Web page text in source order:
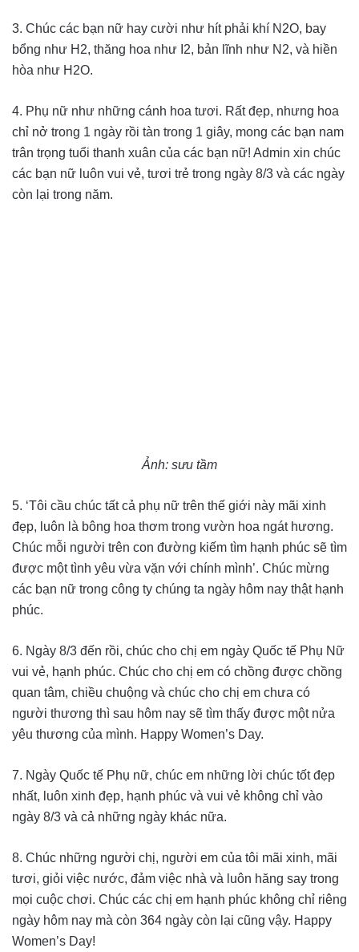
3. Chúc các bạn nữ hay cười như hít phải khí N2O, bay
bổng như H2, thăng hoa như I2, bản lĩnh như N2, và hiền
hòa như H2O.
4. Phụ nữ như những cánh hoa tươi. Rất đẹp, nhưng hoa
chỉ nở trong 1 ngày rồi tàn trong 1 giây, mong các bạn nam
trân trọng tuổi thanh xuân của các bạn nữ! Admin xin chúc
các bạn nữ luôn vui vẻ, tươi trẻ trong ngày 8/3 và các ngày
còn lại trong năm.
Ảnh: sưu tầm
5. ‘Tôi cầu chúc tất cả phụ nữ trên thế giới này mãi xinh
đẹp, luôn là bông hoa thơm trong vườn hoa ngát hương.
Chúc mỗi người trên con đường kiếm tìm hạnh phúc sẽ tìm
được một tình yêu vừa vặn với chính mình’. Chúc mừng
các bạn nữ trong công ty chúng ta ngày hôm nay thật hạnh
phúc.
6. Ngày 8/3 đến rồi, chúc cho chị em ngày Quốc tế Phụ Nữ
vui vẻ, hạnh phúc. Chúc cho chị em có chồng được chồng
quan tâm, chiều chuộng và chúc cho chị em chưa có
người thương thì sau hôm nay sẽ tìm thấy được một nửa
yêu thương của mình. Happy Women’s Day.
7. Ngày Quốc tế Phụ nữ, chúc em những lời chúc tốt đẹp
nhất, luôn xinh đẹp, hạnh phúc và vui vẻ không chỉ vào
ngày 8/3 và cả những ngày khác nữa.
8. Chúc những người chị, người em của tôi mãi xinh, mãi
tươi, giỏi việc nước, đảm việc nhà và luôn hăng say trong
mọi cuộc chơi. Chúc các chị em hạnh phúc không chỉ riêng
ngày hôm nay mà còn 364 ngày còn lại cũng vậy. Happy
Women’s Day!